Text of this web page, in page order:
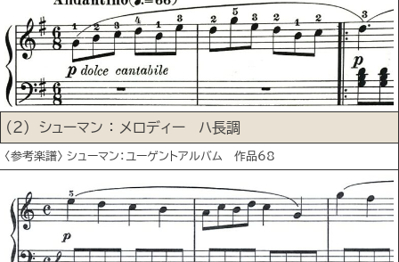
(２) シューマン ： メロディー ハ長調
〈参考楽譜〉 シューマン：ユーゲントアルバム 作品68